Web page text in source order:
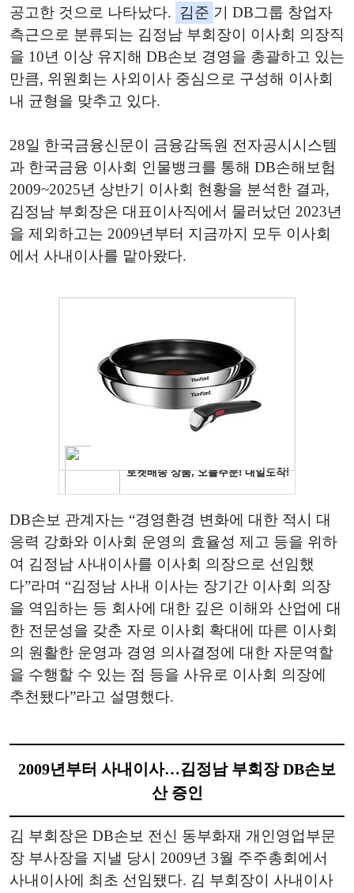
공고한 것으로 나타났다.
김준 기 DB그룹 창업자
측근으로 분류되는 김정남 부회장이 이사회 의장직
을 10년 이상 유지해 DB손보 경영을 총괄하고 있는
만큼, 위원회는 사외이사 중심으로 구성해 이사회
내 균형을 맞추고 있다.
28일 한국금융신문이 금융감독원 전자공시시스템
과 한국금융 이사회 인물뱅크를 통해 DB손해보험
2009~2025년 상반기 이사회 현황을 분석한 결과,
김정남 부회장은 대표이사직에서 물러났던 2023년
을 제외하고는 2009년부터 지금까지 모두 이사회
에서 사내이사를 맡아왔다.
DB손보 관계자는 “경영환경 변화에 대한 적시 대
응력 강화와 이사회 운영의 효율성 제고 등을 위하
여 김정남 사내이사를 이사회 의장으로 선임했
다”라며 “김정남 사내 이사는 장기간 이사회 의장
을 역임하는 등 회사에 대한 깊은 이해와 산업에 대
한 전문성을 갖춘 자로 이사회 확대에 따른 이사회
의 원활한 운영과 경영 의사결정에 대한 자문역할
을 수행할 수 있는 점 등을 사유로 이사회 의장에
추천됐다”라고 설명했다.
2009년부터 사내이사…김정남 부회장 DB손보
산 증인
김 부회장은 DB손보 전신 동부화재 개인영업부문
장 부사장을 지낼 당시 2009년 3월 주주총회에서
사내이사에 최초 선임됐다. 김 부회장이 사내이사